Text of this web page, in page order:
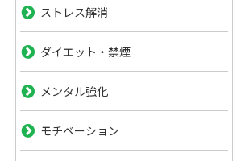
ストレス解消
ダイエット・禁煙
メンタル強化
モチベーション